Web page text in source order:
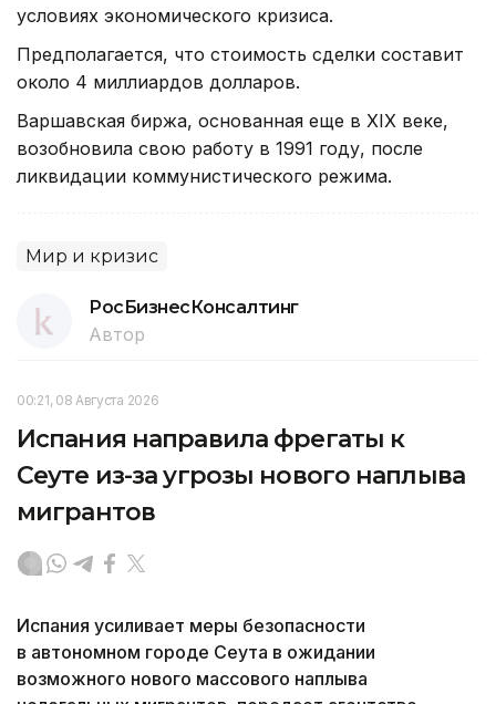
условиях экономического кризиса.
Предполагается, что стоимость сделки составит
около 4 миллиардов долларов.
Варшавская биржа, основанная еще в XIX веке,
возобновила свою работу в 1991 году, после
ликвидации коммунистического режима.
Мир и кризис
РосБизнесКонсалтинг
Автор
00:21, 08 Августа 2026
Испания направила фрегаты к
Сеуте из-за угрозы нового наплыва
мигрантов
Испания усиливает меры безопасности
в автономном городе Сеута в ожидании
возможного нового массового наплыва